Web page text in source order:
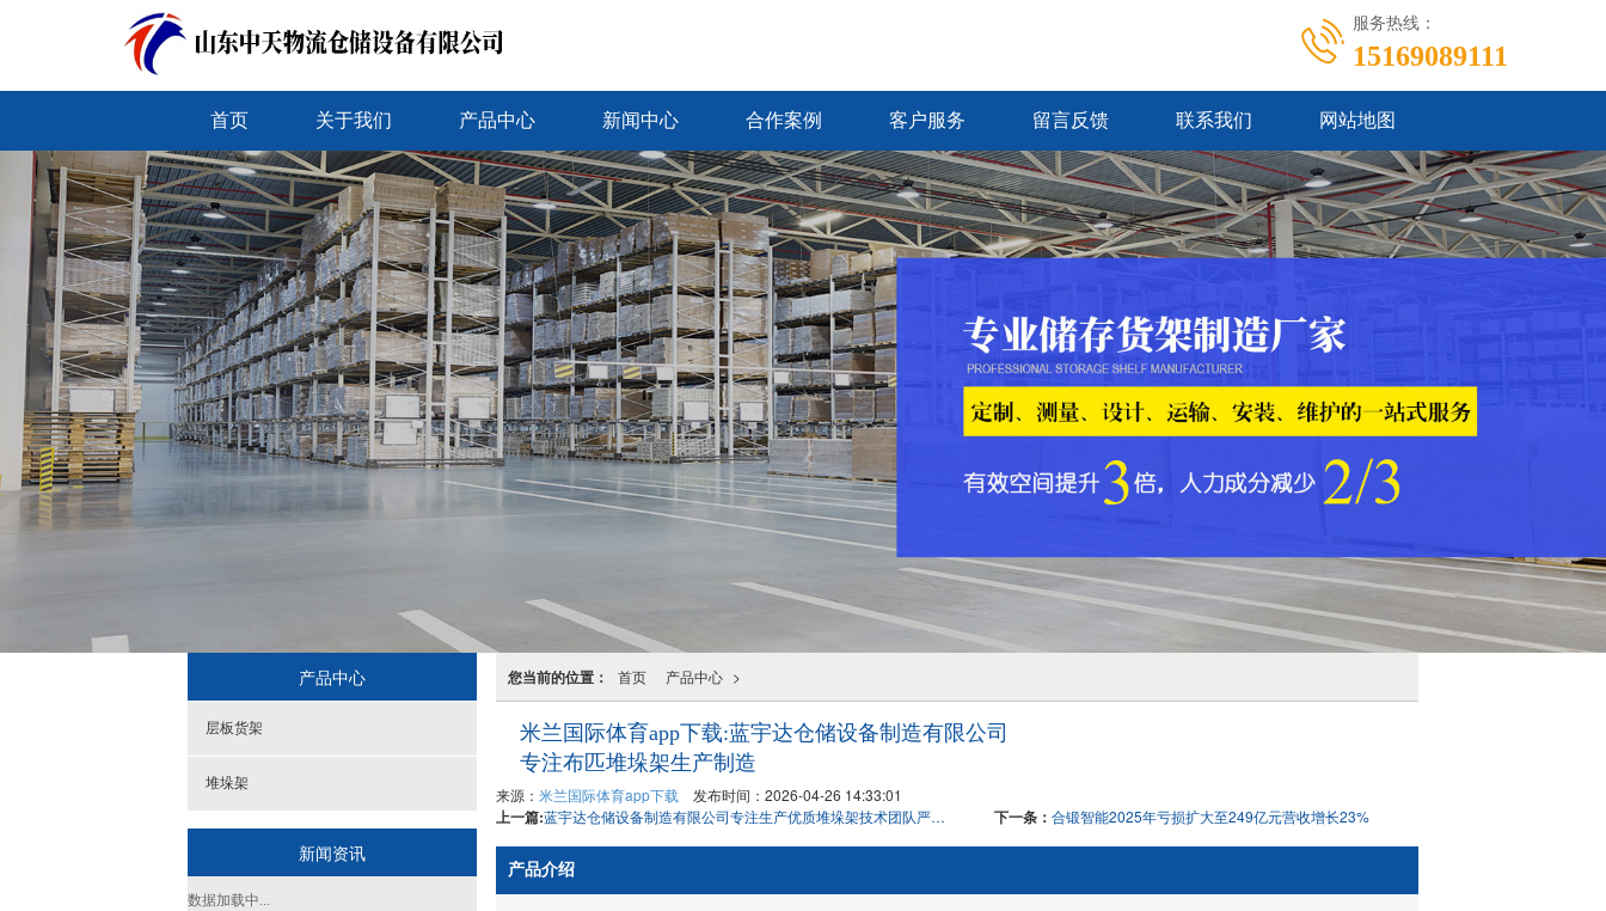
服务热线：
15169089111
首页 关于我们 产品中心 新闻中心 合作案例 客户服务 留言反馈 联系我们 网站地图
您当前的位置： 首页 >
产品中心
米兰国际体育app下载:蓝宇达仓储设备制造有限公司
专注布匹堆垛架生产制造
来源： 米兰国际体育app下载 发布时间：2026-04-26 14:33:01
上一篇: 蓝宇达仓储设备制造有限公司专注生产优质堆垛架技术团队严格把控每个环节 下一条： 合锻智能2025年亏损扩大至249亿元营收增长23%
产品介绍
产品中心
层板货架
堆垛架
新闻资讯
数据加载中...